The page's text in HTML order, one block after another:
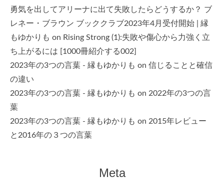
勇気を出してアリーナに出て失敗したらどうするか？ ブ
レネー・ブラウン ブッククラブ2023年4月受付開始 | 縁
もゆかりも on Rising Strong (1):失敗や傷心から力強く立
ち上がるには [1000冊紹介する002]
2023年の3つの言葉 - 縁もゆかりも on 信じることと確信
の違い
2023年の3つの言葉 - 縁もゆかりも on 2022年の3つの言
葉
2023年の3つの言葉 - 縁もゆかりも on 2015年レビュー
と2016年の３つの言葉
Meta